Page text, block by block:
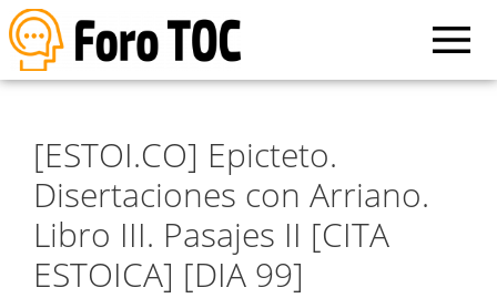
[ESTOI.CO] Epicteto.
Disertaciones con Arriano.
Libro III. Pasajes II [CITA
ESTOICA] [DIA 99]